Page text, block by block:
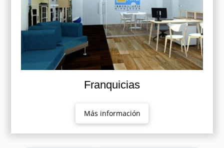
Franquicias
Más información